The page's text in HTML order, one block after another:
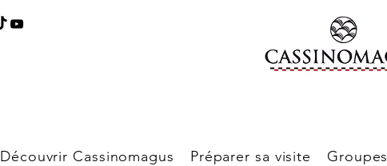
Découvrir Cassinomagus Préparer sa visite Groupes